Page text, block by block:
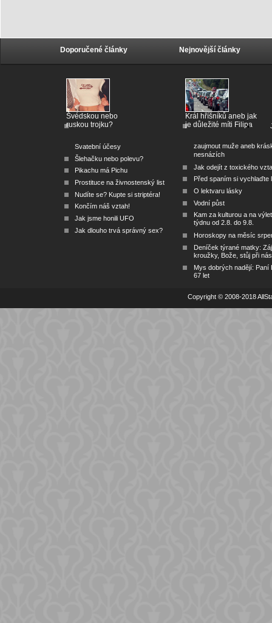
Doporučené články
Švédskou nebo
ruskou trojku?
Svatební účesy
Šlehačku nebo polevu?
Pikachu má Pichu
Prostituce na živnostenský list
Nudíte se? Kupte si striptéra!
Končím náš vztah!
Jak jsme honili UFO
Jak dlouho trvá správný sex?
Nejnovější články
Král hříšníků aneb jak
je důležité míti Filipa
zaujmout muže aneb
nesnázích
Jak odejít z toxického
Před spaním si vychlaďte
O lektvaru lásky
Vodní půst
Kam za kulturou a na
týdnu od 2.8. do 9.8.
Horoskopy na měsíc
Deníček týrané matky:
kroužky, Bože, stůj při nás
Mys dobrých nadějí: Paní
67 let
Copyright © 2008-2018